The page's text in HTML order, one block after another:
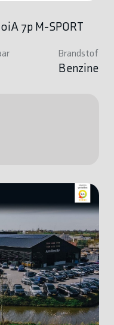
7p M-SPORT
Brandstof
Benzine